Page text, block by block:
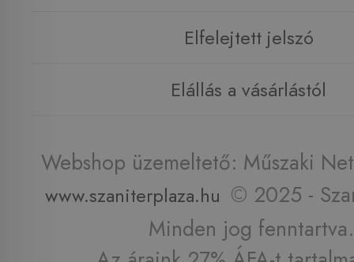
Elfelejtett jelszó
Elállás a vásárlástól
Webshop üzemeltető: Műszaki
www.szaniterplaza.hu © 2025 -
Minden jog fenntartva.